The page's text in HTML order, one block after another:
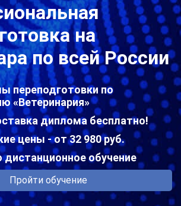
на
по всей России
переподготовки по
«Ветеринария»
диплома бесплатно!
цены - от 32 980 руб.
обучение
Пройти обучение